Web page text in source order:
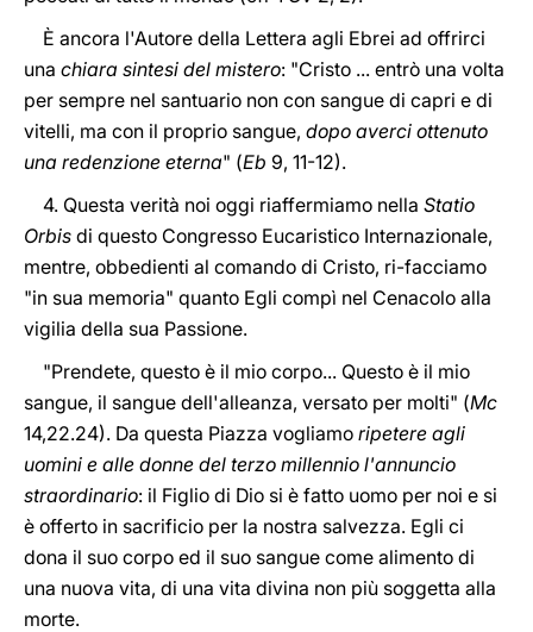
È ancora l'Autore della Lettera agli Ebrei ad offrirci
una chiara sintesi del mistero: "Cristo ... entrò una volta
per sempre nel santuario non con sangue di capri e di
vitelli, ma con il proprio sangue, dopo averci ottenuto
una redenzione eterna" (Eb 9, 11-12).
4. Questa verità noi oggi riaffermiamo nella Statio
Orbis di questo Congresso Eucaristico Internazionale,
mentre, obbedienti al comando di Cristo, ri-facciamo
"in sua memoria" quanto Egli compì nel Cenacolo alla
vigilia della sua Passione.
"Prendete, questo è il mio corpo... Questo è il mio
sangue, il sangue dell'alleanza, versato per molti" (Mc
14,22.24). Da questa Piazza vogliamo ripetere agli
uomini e alle donne del terzo millennio l'annuncio
straordinario: il Figlio di Dio si è fatto uomo per noi e si
è offerto in sacrificio per la nostra salvezza. Egli ci
dona il suo corpo ed il suo sangue come alimento di
una nuova vita, di una vita divina non più soggetta alla
morte.